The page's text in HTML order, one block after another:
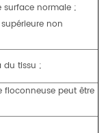
surface normale ;
non
du tissu ;
floconneuse peut être